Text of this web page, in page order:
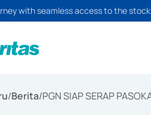
with seamless access to the
/Berita/PGN SIAP SERAP